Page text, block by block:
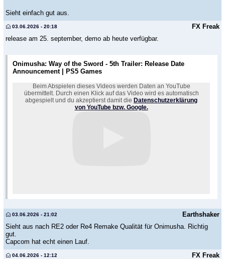
Sieht einfach gut aus.
FX Freak
03.06.2026 - 20:18
release am 25. september, demo ab heute verfügbar.
Onimusha: Way of the Sword - 5th Trailer: Release Date
Announcement | PS5 Games
Beim Abspielen dieses Videos werden Daten an YouTube
übermittelt. Durch einen Klick auf das Video wird es automatisch
abgespielt und du akzeptierst damit die Datenschutzerklärung
von YouTube bzw. Google.
Earthshaker
03.06.2026 - 21:02
Sieht aus nach RE2 oder Re4 Remake Qualität für Onimusha. Richtig
gut.
Capcom hat echt einen Lauf.
FX Freak
04.06.2026 - 12:12